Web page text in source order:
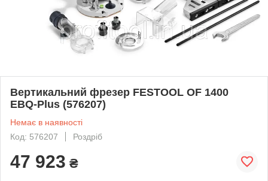
Вертикальний фрезер FESTOOL OF 1400
EBQ-Plus (576207)
Немає в наявності
Код: 576207
Роздріб
47 923 ₴